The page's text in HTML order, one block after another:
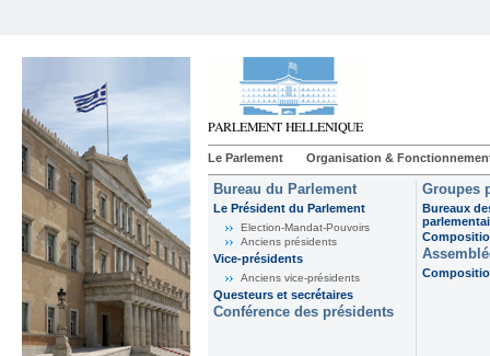
Le Parlement Organisation &
Bureau du Parlement
Le Président du Parlement
Election-Mandat-Pouvoirs
Anciens présidents
Vice-présidents
Anciens vice-présidents
Questeurs et secrétaires
Conférence des présidents
Groupes
Bureaux